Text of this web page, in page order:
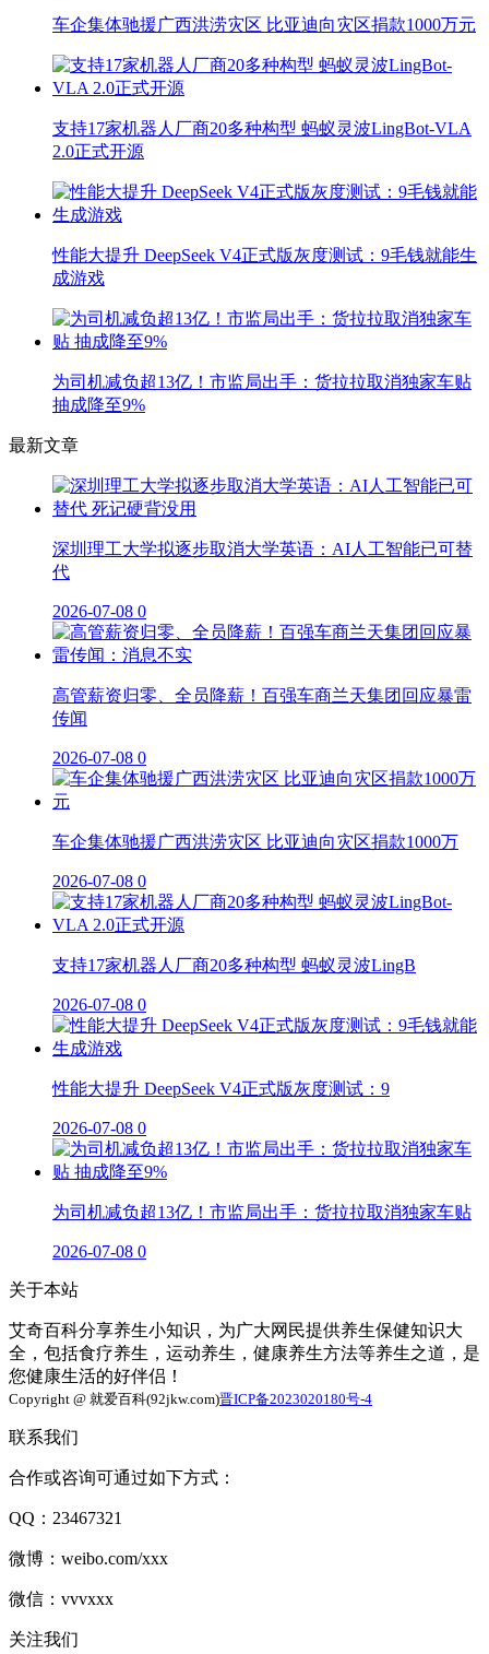
车企集体驰援广西洪涝灾区 比亚迪向灾区捐款1000万元
支持17家机器人厂商20多种构型 蚂蚁灵波LingBot-VLA
2.0正式开源
性能大提升 DeepSeek V4正式版灰度测试：9毛钱就能生
成游戏
为司机减负超13亿！市监局出手：货拉拉取消独家车贴
抽成降至9%
最新文章
深圳理工大学拟逐步取消大学英语：AI人工智能已可替
代
2026-07-08 0
高管薪资归零、全员降薪！百强车商兰天集团回应暴雷
传闻
2026-07-08 0
车企集体驰援广西洪涝灾区 比亚迪向灾区捐款1000万
2026-07-08 0
支持17家机器人厂商20多种构型 蚂蚁灵波LingB
2026-07-08 0
性能大提升 DeepSeek V4正式版灰度测试：9
2026-07-08 0
为司机减负超13亿！市监局出手：货拉拉取消独家车贴
2026-07-08 0
关于本站
艾奇百科分享养生小知识，为广大网民提供养生保健知识大
全，包括食疗养生，运动养生，健康养生方法等养生之道，是
您健康生活的好伴侣！
Copyright @ 就爱百科(92jkw.com)晋ICP备2023020180号-4
联系我们
合作或咨询可通过如下方式：
QQ：23467321
微博：weibo.com/xxx
微信：vvvxxx
关注我们